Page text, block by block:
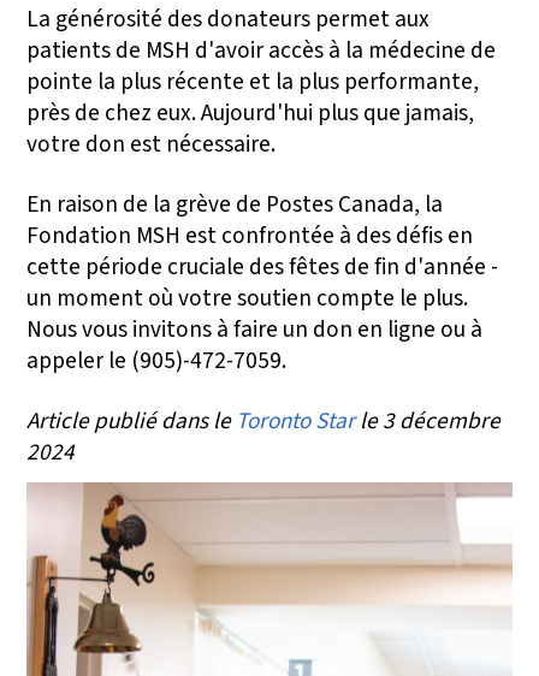
La générosité des donateurs permet aux
patients de MSH d'avoir accès à la médecine de
pointe la plus récente et la plus performante,
près de chez eux. Aujourd'hui plus que jamais,
votre don est nécessaire.
En raison de la grève de Postes Canada, la
Fondation MSH est confrontée à des défis en
cette période cruciale des fêtes de fin d'année -
un moment où votre soutien compte le plus.
Nous vous invitons à faire un don en ligne ou à
appeler le (905)-472-7059.
Article publié dans le Toronto Starle 3 décembre
2024